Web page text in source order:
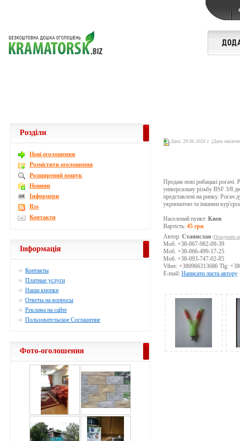
Дата: 29.06.2026 г. (Дата
Продам нові рибацькі рогачі.
універсальну різьбу BSF 3/8
представлені на ринку. Рогач
укрпоштою та іншими
Населений пункт: Киев
Вартість: 45 грн
Автор: Станислав (Пошукати
Моб. +38-067-982-09-39
Моб. +38-066-499-17-25
Моб. +38-093-747-02-85
Viber: +380966313686 Tlg:
E-mail: Написати листа автору
Розділи
Новi оголошення
Розмістити оголошення
Розширений пошук
Новини
Інформери
Rss
Контакти
Інформація
Контакты
Платные услуги
Наши кнопки
Ответы на вопросы
Реклама на сайте
Пользовательское Соглашение
Фото-оголошення